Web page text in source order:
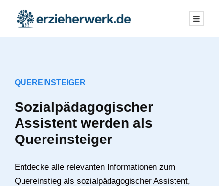
QUEREINSTEIGER
Sozialpädagogischer
Assistent werden als
Quereinsteiger
Entdecke alle relevanten Informationen zum
Quereinstieg als sozialpädagogischer Assistent,